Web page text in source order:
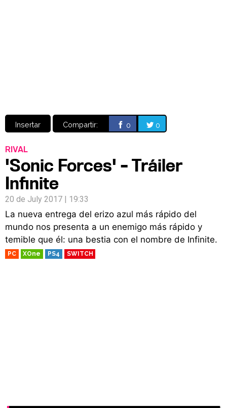
Insertar Compartir: 0 0
RIVAL
'Sonic Forces' – Tráiler
Infinite
20 de July 2017 | 19:33
La nueva entrega del erizo azul más rápido del
mundo nos presenta a un enemigo más rápido y
temible que él: una bestia con el nombre de Infinite.
PC XOne PS4 SWITCH